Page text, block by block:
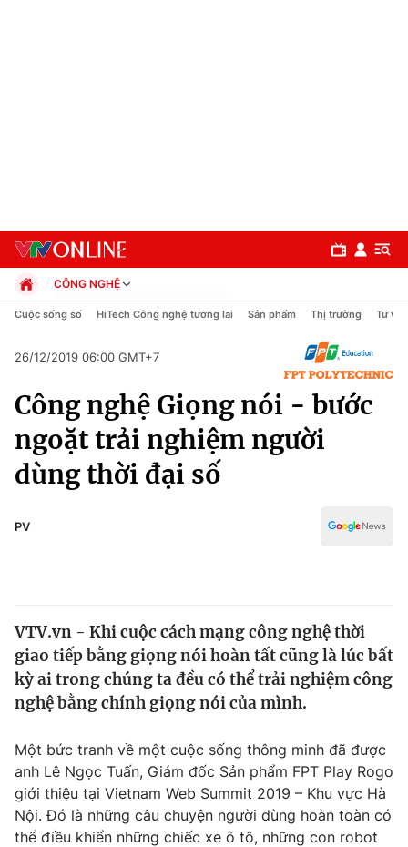
Chính trị
Xã hội
Pháp luật
Thế giới
Tin tức
Thế giới đó đây
Kinh tế
Tài chính
Thị trường
Góc doanh nghiệp
Truyền hình
Phim VTV
Giải trí
CÔNG NGHỆ
Chính trị
Pháp luật
Thể thao
Truyền hình
Văn hóa - Giải trí
Y tế
Cuộc sống số HiTech Công nghệ tương lai Sản phẩm Thị trường Tư vấn
26/12/2019 06:00 GMT+7
Công nghệ Giọng nói - bước
ngoặt trải nghiệm người
dùng thời đại số
PV
VTV.vn - Khi cuộc cách mạng công nghệ thời
giao tiếp bằng giọng nói hoàn tất cũng là lúc bất
kỳ ai trong chúng ta đều có thể trải nghiệm công
nghệ bằng chính giọng nói của mình.
Một bức tranh về một cuộc sống thông minh đã được
anh Lê Ngọc Tuấn, Giám đốc Sản phẩm FPT Play Rogo
giới thiệu tại Vietnam Web Summit 2019 – Khu vực Hà
Nội. Đó là những câu chuyện người dùng hoàn toàn có
thể điều khiển những chiếc xe ô tô, những con robot